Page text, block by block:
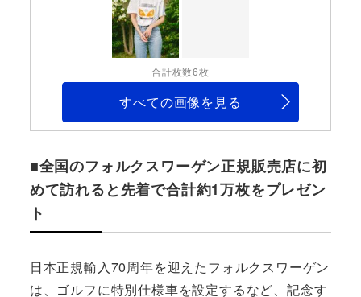
合計枚数6枚
すべての画像を見る
■全国のフォルクスワーゲン正規販売店に初
めて訪れると先着で合計約1万枚をプレゼン
ト
日本正規輸入70周年を迎えたフォルクスワーゲン
は、ゴルフに特別仕様車を設定するなど、記念す